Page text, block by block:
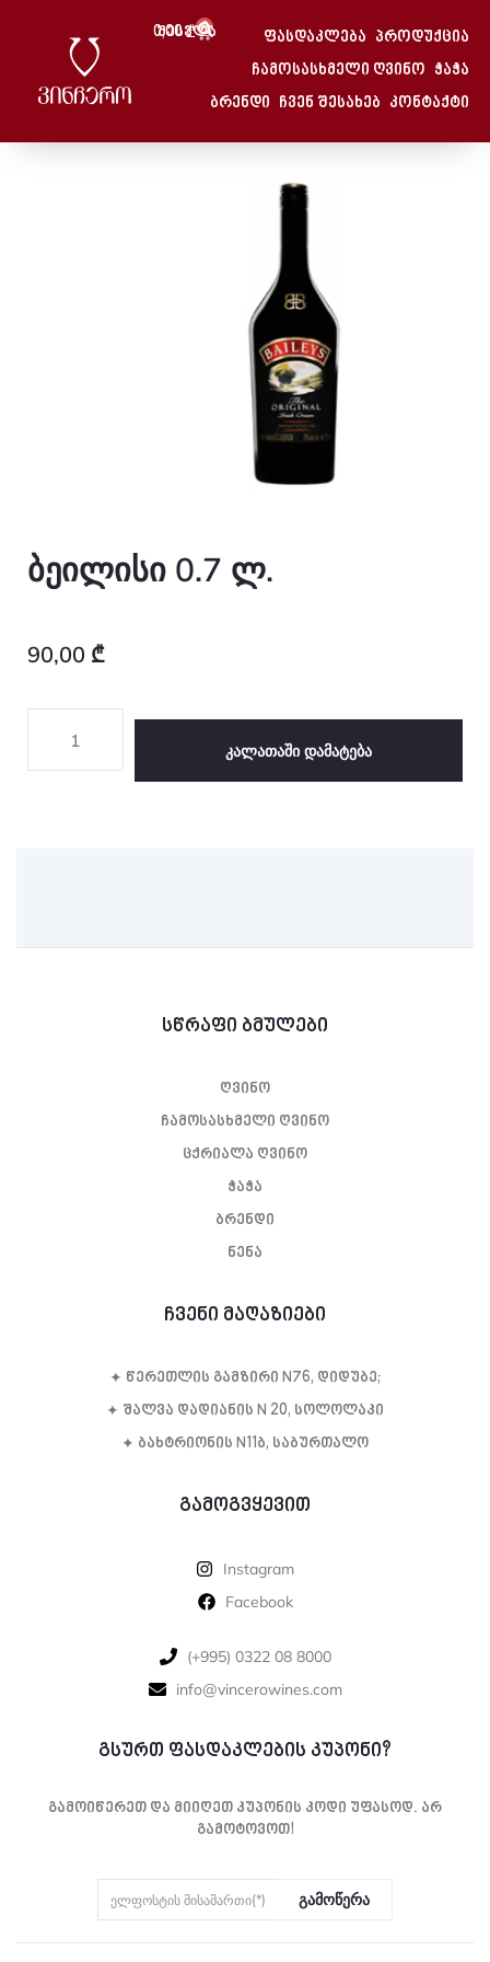
ფასდაკლება პროდუქცია
ჩამოსასხმელი ღვინო ჭაჭა
ბრენდი ჩვენ შესახებ კონტაქტი
0,00₾ 0
Შესვლა
Მთავარი /Ბეილისი 0.7 Ლ.
მთავარი/ვისკი, ვერმუტი, ლიქიორი/ ბეილისი 0.7 ლ.
ბეილისი 0.7 ლ.
90,00 ₾
Კალათაში Დამატება
სწრაფი ბმულები
ღვინო
ჩამოსასხმელი ღვინო
ცქრიალა ღვინო
ჭაჭა
ბრენდი
ნენა
ჩვენი მაღაზიები
✦ წე­რეთ­ლის გამ­ზი­რი N76, დი­დუ­ბე;
✦ შალვა დადიანის N 20, სოლოლაკი
✦ ბახტრიონის N11ბ, საბურთალო
გამოგვყევით
Instagram
Facebook
‪(+995) 0322 08 8000‬‬
info@vincerowines.com
გსურთ ფასდაკლების კუპონი?
Გამოიწერეთ Და Მიიღეთ Კუპონის Კოდი Უფასოდ. Არ
Გამოტოვოთ!
Გამოწერა